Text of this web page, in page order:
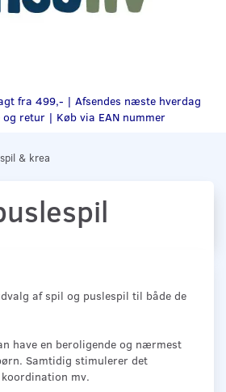
fra 499,- | Afsendes næste hverdag
og retur | Køb via EAN nummer
& krea
af spil og puslespil til både de
have en beroligende og nærmest
Samtidig stimulerer det
mv.